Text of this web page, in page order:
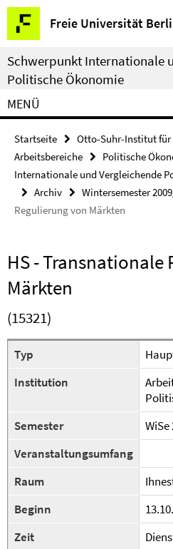
Springe
direkt
zu
Inhalt
Freie Universität
Service-
Navigation
Schwerpunkt Internationale
Politische Ökonomie
MENÜ
Startseite
Otto-Suhr-Institut
Arbeitsbereiche
Politische
Internationale und Vergleichende
Archiv
Wintersemester
Regulierung von Märkten
HS - Transnationale
Märkten
(15321)
Typ
Institution
Semester
WiSe
Veranstaltungsumfang
Raum
Beginn
Zeit